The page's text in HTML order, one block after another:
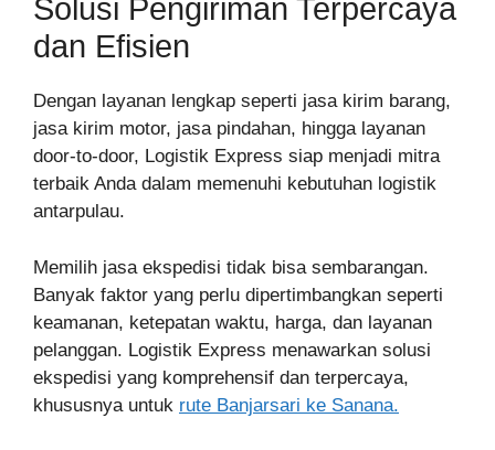
Solusi Pengiriman Terpercaya
dan Efisien
Dengan layanan lengkap seperti jasa kirim barang,
jasa kirim motor, jasa pindahan, hingga layanan
door-to-door, Logistik Express siap menjadi mitra
terbaik Anda dalam memenuhi kebutuhan logistik
antarpulau.
Memilih jasa ekspedisi tidak bisa sembarangan.
Banyak faktor yang perlu dipertimbangkan seperti
keamanan, ketepatan waktu, harga, dan layanan
pelanggan. Logistik Express menawarkan solusi
ekspedisi yang komprehensif dan terpercaya,
khususnya untuk rute Banjarsari ke Sanana.